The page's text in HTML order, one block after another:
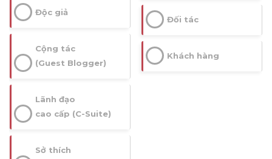
Độc giả
Cộng tác
(Guest Blogger)
Lãnh đạo
cao cấp (C-Suite)
Sở thích
Đối tác
Khách hàng